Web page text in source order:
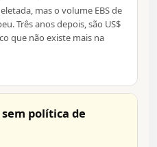
mas o volume EBS de
Três anos depois, são US$
que não existe mais na
política de